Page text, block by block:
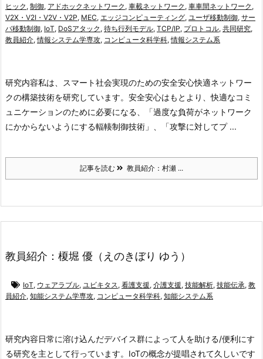
ヒック , 制御, アドホックネットワーク , 車載ネットワーク , 車車間ネットワーク ,
V2X・V2I・V2V・V2P, MEC, エッジコンピューティング, ユーザ移動制御, サー
バ移動制御, IoT, DoSアタック , 待ち行列モデル, TCP/IP, プロトコル, 共同研究,
教員紹介,情報システム学専攻, コンピュータ科学科,情報システム系
研究内容私は、スマート社会実現のための安全安心快適ネットワー
クの構築技術を研究しています。安全安心はもとより、快適なコミ
ュニケーションのために必要になる、「過度な負荷がネットワーク
にかからないようにする輻輳制御技術」、「攻撃に対してプ ...
記事を読む 教員紹介：村瀬 ...
教員紹介：榎堀 優（えのきぼり ゆう）
IoT, ウェアラブル, ユビキタス , 看護支援, 介護支援, 技能解析, 技能伝承, 教
員紹介, 知能システム学専攻, コンピュータ科学科, 知能システム系
研究内容日常に溶け込んだデバイス群によって人を助ける/便利にす
る研究を主として行っています。IoTの概念が提唱されて久しいです